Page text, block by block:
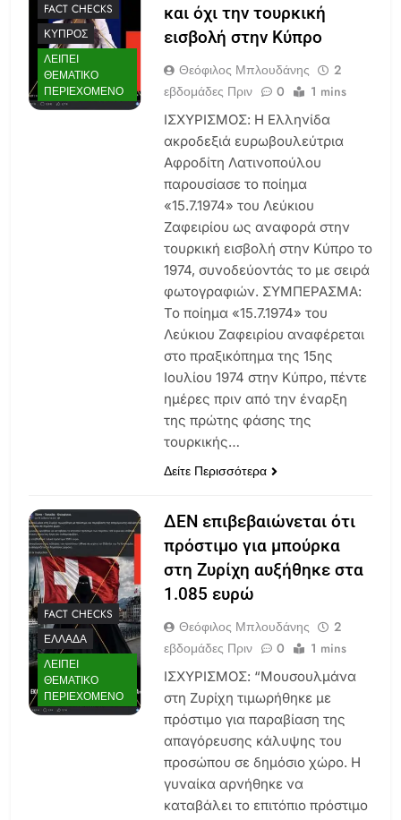
FACT CHECKS
ΚΎΠΡΟΣ
ΛΕΊΠΕΙ
ΘΕΜΑΤΙΚΌ
ΠΕΡΙΕΧΌΜΕΝΟ
και όχι την τουρκική
εισβολή στην Κύπρο
Θεόφιλος Μπλουδάνης
2
εβδομάδες Πριν
0 1 mins
ΙΣΧΥΡΙΣΜΟΣ: Η Ελληνίδα
ακροδεξιά ευρωβουλεύτρια
Αφροδίτη Λατινοπούλου
παρουσίασε το ποίημα
«15.7.1974» του Λεύκιου
Ζαφειρίου ως αναφορά στην
τουρκική εισβολή στην Κύπρο το
1974, συνοδεύοντάς το με σειρά
φωτογραφιών. ΣΥΜΠΕΡΑΣΜΑ:
Το ποίημα «15.7.1974» του
Λεύκιου Ζαφειρίου αναφέρεται
στο πραξικόπημα της 15ης
Ιουλίου 1974 στην Κύπρο, πέντε
ημέρες πριν από την έναρξη
της πρώτης φάσης της
τουρκικής…
Δείτε Περισσότερα
FACT CHECKS
ΕΛΛΆΔΑ
ΛΕΊΠΕΙ
ΘΕΜΑΤΙΚΌ
ΠΕΡΙΕΧΌΜΕΝΟ
ΔΕΝ επιβεβαιώνεται ότι
πρόστιμο για μπούρκα
στη Ζυρίχη αυξήθηκε στα
1.085 ευρώ
Θεόφιλος Μπλουδάνης
2
εβδομάδες Πριν
0 1 mins
ΙΣΧΥΡΙΣΜΟΣ: “Μουσουλμάνα
στη Ζυρίχη τιμωρήθηκε με
πρόστιμο για παραβίαση της
απαγόρευσης κάλυψης του
προσώπου σε δημόσιο χώρο. Η
γυναίκα αρνήθηκε να
καταβάλει το επιτόπιο πρόστιμο